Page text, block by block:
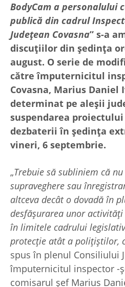
BodyCam a personalului
publică din cadrul
Județean Covasna” s-a
discuțiilor din ședința
august. O serie de
către împuternicitul
Covasna, Marius Daniel
determinat pe aleșii
suspendarea
dezbaterii în ședința
vineri, 6 septembrie.
„Trebuie să subliniem că
supraveghere sau
altceva decât o dovadă în
desfășurarea unor
în limitele cadrului
protecție atât a polițiștilor,
spus în plenul Consiliului
împuternicitul inspector -
comisarul șef Marius